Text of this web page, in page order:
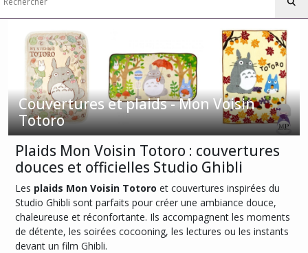
Couvertures et plaids - Mon Voisin
Totoro
Plaids Mon Voisin Totoro : couvertures
douces et officielles Studio Ghibli
Les plaids Mon Voisin Totoro et couvertures inspirées du
Studio Ghibli sont parfaits pour créer une ambiance douce,
chaleureuse et réconfortante. Ils accompagnent les moments
de détente, les soirées cocooning, les lectures ou les instants
devant un film Ghibli.
et
plaids
-
Mon
Voisin
Totoro
Afficher
les
résultats